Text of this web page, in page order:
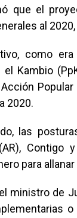
que el
al
como
Kambio
2020.
las
para
ministro de